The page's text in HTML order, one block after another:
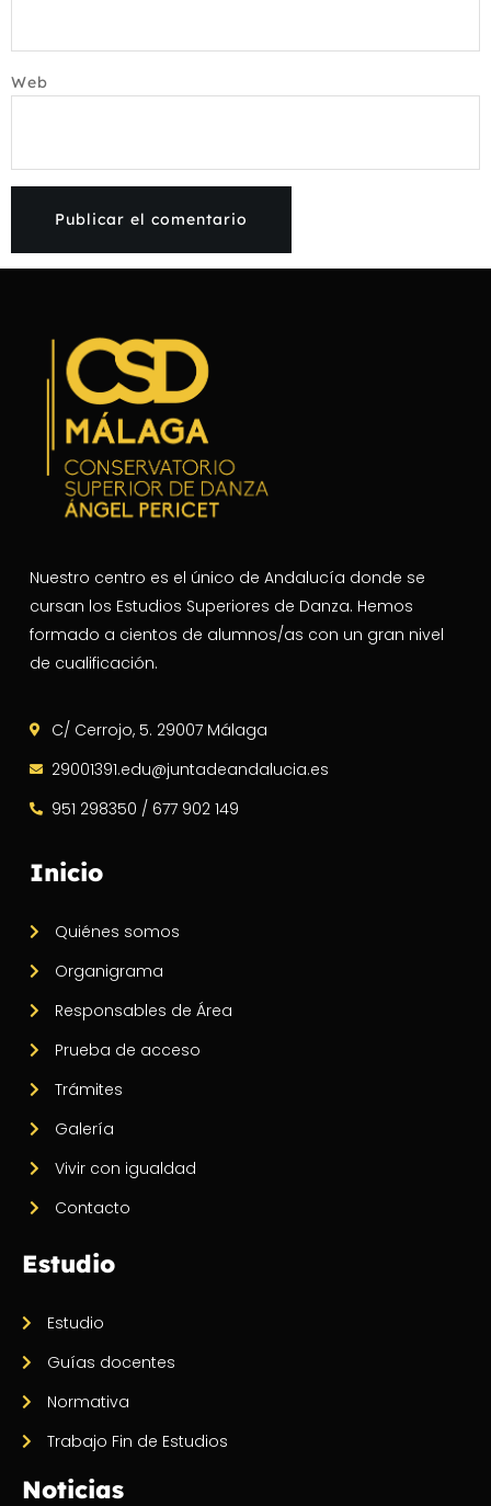
Web
Nuestro centro es el único de Andalucía donde se
cursan los Estudios Superiores de Danza. Hemos
formado a cientos de alumnos/as con un gran nivel
de cualificación.
C/ Cerrojo, 5. 29007 Málaga
29001391.edu@juntadeandalucia.es
951 298350 / 677 902 149
Inicio
Quiénes somos
Organigrama
Responsables de Área
Prueba de acceso
Trámites
Galería
Vivir con igualdad
Contacto
Estudio
Estudio
Guías docentes
Normativa
Trabajo Fin de Estudios
Noticias